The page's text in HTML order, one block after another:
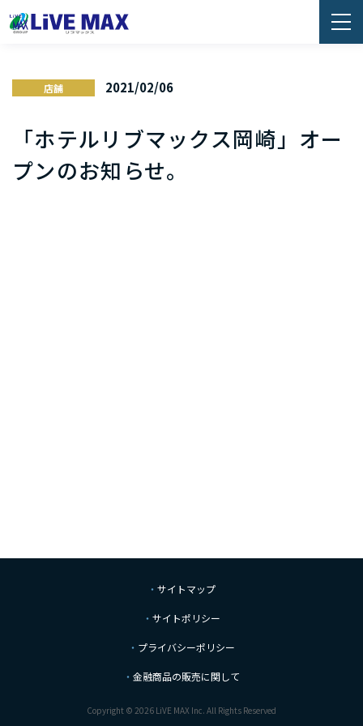
店舗 2021/02/06
「ホテルリブマックス岡崎」オー
プンのお知らせ。
サイトマップ
サイトポリシー
プライバシーポリシー
金融商品の販売に関して
Copyright © 2026 LiVE MAX Inc. All Rights Reserved